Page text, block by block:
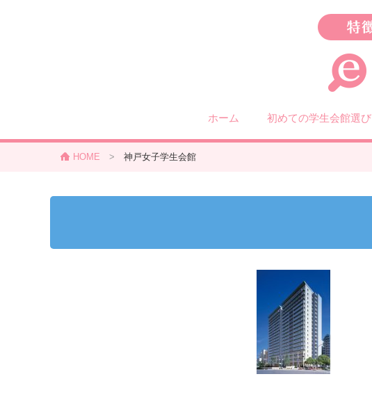
ホーム 初めての学生会館選び
HOME > 神戸女子学生会館